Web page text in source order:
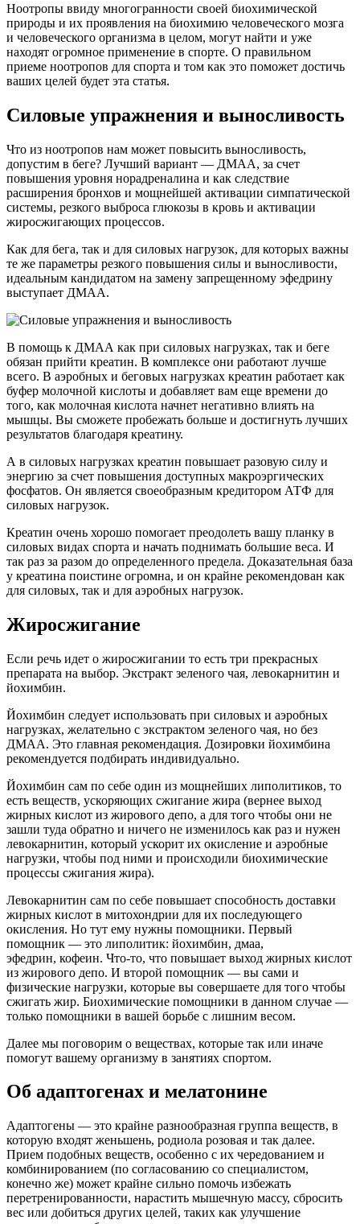
Ноотропы ввиду многогранности своей биохимической
природы и их проявления на биохимию человеческого мозга
и человеческого организма в целом, могут найти и уже
находят огромное применение в спорте. О правильном
приеме ноотропов для спорта и том как это поможет достичь
ваших целей будет эта статья.
Силовые упражнения и выносливость
Что из ноотропов нам может повысить выносливость,
допустим в беге? Лучший вариант — ДМАА, за счет
повышения уровня норадреналина и как следствие
расширения бронхов и мощнейшей активации симпатической
системы, резкого выброса глюкозы в кровь и активации
жиросжигающих процессов.
Как для бега, так и для силовых нагрузок, для которых важны
те же параметры резкого повышения силы и выносливости,
идеальным кандидатом на замену запрещенному эфедрину
выступает ДМАА.
В помощь к ДМАА как при силовых нагрузках, так и беге
обязан прийти креатин. В комплексе они работают лучше
всего. В аэробных и беговых нагрузках креатин работает как
буфер молочной кислоты и добавляет вам еще времени до
того, как молочная кислота начнет негативно влиять на
мышцы. Вы сможете пробежать больше и достигнуть лучших
результатов благодаря креатину.
А в силовых нагрузках креатин повышает разовую силу и
энергию за счет повышения доступных макроэргических
фосфатов. Он является своеобразным кредитором АТФ для
силовых нагрузок.
Креатин очень хорошо помогает преодолеть вашу планку в
силовых видах спорта и начать поднимать большие веса. И
так раз за разом до определенного предела. Доказательная база
у креатина поистине огромна, и он крайне рекомендован как
для силовых, так и для аэробных нагрузок.
Жиросжигание
Если речь идет о жиросжигании то есть три прекрасных
препарата на выбор. Экстракт зеленого чая, левокарнитин и
йохимбин.
Йохимбин следует использовать при силовых и аэробных
нагрузках, желательно с экстрактом зеленого чая, но без
ДМАА. Это главная рекомендация. Дозировки йохимбина
рекомендуется подбирать индивидуально.
Йохимбин сам по себе один из мощнейших липолитиков, то
есть веществ, ускоряющих сжигание жира (вернее выход
жирных кислот из жирового депо, а для того чтобы они не
зашли туда обратно и ничего не изменилось как раз и нужен
левокарнитин, который ускорит их окисление и аэробные
нагрузки, чтобы под ними и происходили биохимические
процессы сжигания жира).
Левокарнитин сам по себе повышает способность доставки
жирных кислот в митохондрии для их последующего
окисления. Но тут ему нужны помощники. Первый
помощник — это липолитик: йохимбин, дмаа,
эфедрин, кофеин. Что-то, что повышает выход жирных кислот
из жирового депо. И второй помощник — вы сами и
физические нагрузки, которые вы совершаете для того чтобы
сжигать жир. Биохимические помощники в данном случае —
только помощники в вашей борьбе с лишним весом.
Далее мы поговорим о веществах, которые так или иначе
помогут вашему организму в занятиях спортом.
Об адаптогенах и мелатонине
Адаптогены — это крайне разнообразная группа веществ, в
которую входят женьшень, родиола розовая и так далее.
Прием подобных веществ, особенно с их чередованием и
комбинированием (по согласованию со специалистом,
конечно же) может крайне сильно помочь избежать
перетренированности, нарастить мышечную массу, сбросить
вес или добиться других целей, таких как улучшение